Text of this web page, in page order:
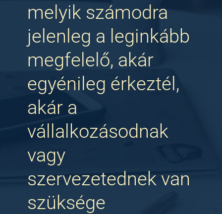
melyik számodra
jelenleg a leginkább
megfelelő, akár
egyénileg érkeztél,
akár a
vállalkozásodnak
vagy
szervezetednek van
szüksége